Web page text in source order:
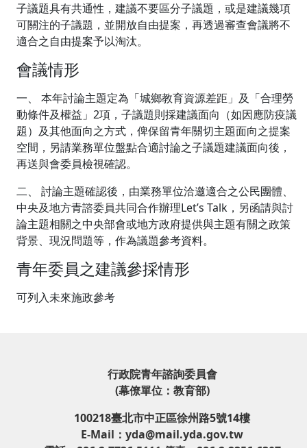
子議題具有共通性，建議不要區分子議題，或是建議幾項
可關注的子議題，並開放自由提案，再透過審查會議將不
適合之自由提案予以淘汰。
會議情形
一、 本年討論主題定為「城鄉教育資源差距」及「合理勞
動條件及權益」2項，子議題則採建議面向（如因應防疫議
題）及其他面向之方式，俾保留青年關切主題面向之提案
空間，另請業務單位盤點合適討論之子議題建議面向後，
再送與會委員檢視確認。
二、 討論主題確認後，由業務單位洽邀適合之公民團體、
中央及地方青諮委員共同合作辦理Let’s Talk，另函請與討
論主題相關之中央部會或地方政府提供與主題有關之政策
背景、現況問題等，作為議題參考資料。
青年委員之建議參採情形
可列入未來施政參考
行政院青年諮詢委員會
(幕僚單位：教育部)
100218臺北市中正區徐州路5號14樓
E-Mail：yda@mail.yda.gov.tw